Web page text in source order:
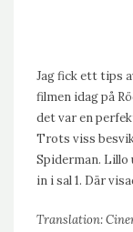
Jag fick ett tips
filmen idag på
det var en
Trots viss
Spiderman. Lillo
in i sal 1. Där
Translation: